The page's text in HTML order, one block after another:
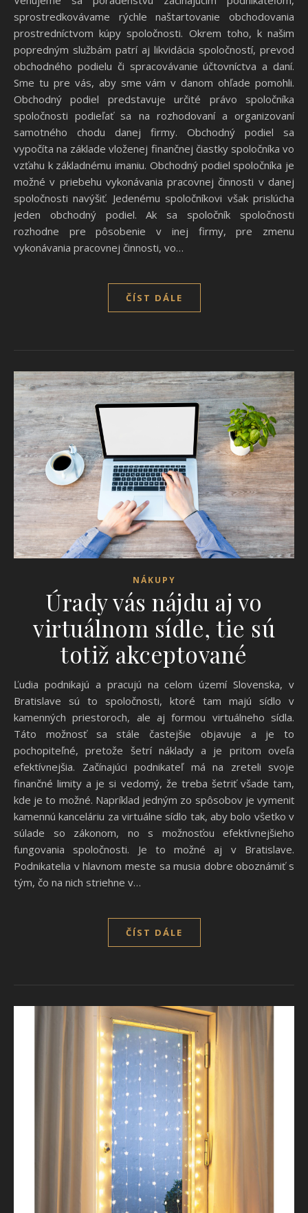
sprostredkovávame rýchle naštartovanie obchodovania
prostredníctvom kúpy spoločnosti. Okrem toho, k našim
popredným službám patrí aj likvidácia spoločností, prevod
obchodného podielu či spracovávanie účtovníctva a daní.
Sme tu pre vás, aby sme vám v danom ohľade pomohli.
Obchodný podiel predstavuje určité právo spoločníka
spoločnosti podieľať sa na rozhodovaní a organizovaní
samotného chodu danej firmy. Obchodný podiel sa
vypočíta na základe vloženej finančnej čiastky spoločníka vo
vzťahu k základnému imaniu. Obchodný podiel spoločníka je
možné v priebehu vykonávania pracovnej činnosti v danej
spoločnosti navýšiť. Jedenému spoločníkovi však prislúcha
jeden obchodný podiel. Ak sa spoločník spoločnosti
rozhodne pre pôsobenie v inej firmy, pre zmenu
vykonávania pracovnej činnosti, vo…
ČÍST DÁLE
NÁKUPY
Úrady vás nájdu aj vo
virtuálnom sídle, tie sú
totiž akceptované
Ľudia podnikajú a pracujú na celom území Slovenska, v
Bratislave sú to spoločnosti, ktoré tam majú sídlo v
kamenných priestoroch, ale aj formou virtuálneho sídla.
Táto možnosť sa stále častejšie objavuje a je to
pochopiteľné, pretože šetrí náklady a je pritom oveľa
efektívnejšia. Začínajúci podnikateľ má na zreteli svoje
finančné limity a je si vedomý, že treba šetriť všade tam,
kde je to možné. Napríklad jedným zo spôsobov je vymeniť
kamennú kanceláriu za virtuálne sídlo tak, aby bolo všetko v
súlade so zákonom, no s možnosťou efektívnejšieho
fungovania spoločnosti. Je to možné aj v Bratislave.
Podnikatelia v hlavnom meste sa musia dobre oboznámiť s
tým, čo na nich striehne v…
ČÍST DÁLE